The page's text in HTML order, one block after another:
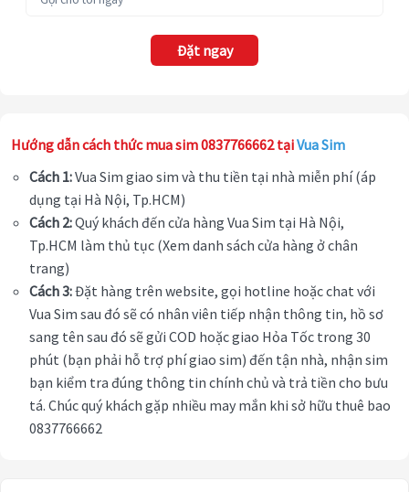
Đặt ngay
Hướng dẫn cách thức mua sim 0837766662 tạiVua Sim
Cách 1:Vua Sim giao sim và thu tiền tại nhà miễn phí (áp
dụng tại Hà Nội, Tp.HCM)
Cách 2:Quý khách đến cửa hàng Vua Sim tại Hà Nội,
Tp.HCM làm thủ tục (Xem danh sách cửa hàng ở chân
trang)
Cách 3:Đặt hàng trên website, gọi hotline hoặc chat với
Vua Sim sau đó sẽ có nhân viên tiếp nhận thông tin, hồ sơ
sang tên sau đó sẽ gửi COD hoặc giao Hỏa Tốc trong 30
phút (bạn phải hỗ trợ phí giao sim) đến tận nhà, nhận sim
bạn kiểm tra đúng thông tin chính chủ và trả tiền cho bưu
tá. Chúc quý khách gặp nhiều may mắn khi sở hữu thuê bao
0837766662